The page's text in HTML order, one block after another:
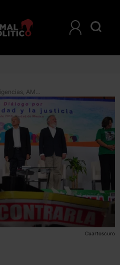
En medio de reclamos y exigencias, AMLO acepta ruta de trabajo propuesta por víctimas de la violencia
Cuartoscuro